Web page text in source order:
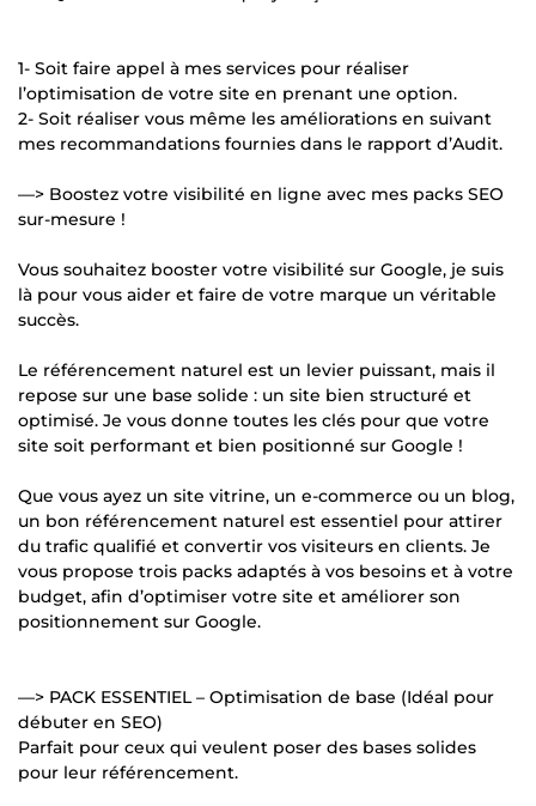
1- Soit faire appel à mes services pour réaliser
l’optimisation de votre site en prenant une option.
2- Soit réaliser vous même les améliorations en suivant
mes recommandations fournies dans le rapport d’Audit.
—> Boostez votre visibilité en ligne avec mes packs SEO
sur-mesure !
Vous souhaitez booster votre visibilité sur Google, je suis
là pour vous aider et faire de votre marque un véritable
succès.
Le référencement naturel est un levier puissant, mais il
repose sur une base solide : un site bien structuré et
optimisé. Je vous donne toutes les clés pour que votre
site soit performant et bien positionné sur Google !
Que vous ayez un site vitrine, un e-commerce ou un blog,
un bon référencement naturel est essentiel pour attirer
du trafic qualifié et convertir vos visiteurs en clients. Je
vous propose trois packs adaptés à vos besoins et à votre
budget, afin d’optimiser votre site et améliorer son
positionnement sur Google.
—> PACK ESSENTIEL – Optimisation de base (Idéal pour
débuter en SEO)
Parfait pour ceux qui veulent poser des bases solides
pour leur référencement.